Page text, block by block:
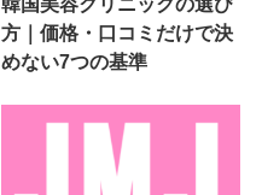
方｜価格・口コミだけで決
めない7つの基準